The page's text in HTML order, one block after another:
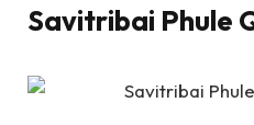
Savitribai Phule